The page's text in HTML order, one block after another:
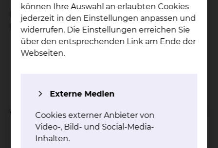
Bei welchen Krankheitsbildern ist das
Behandlungsverfahren geeignet?
Zerrungen nicht akut
Welche Ziele hat die Behandlung?
Schmerzreduktion
können Ihre Auswahl an erlaubten Cookies
jederzeit in den Einstellungen anpassen und
widerrufen. Die Einstellungen erreichen Sie
über den entsprechenden Link am Ende der
Webseiten.
Externe Medien
Cookies externer Anbieter von
Video-, Bild- und Social-Media-
Inhalten.